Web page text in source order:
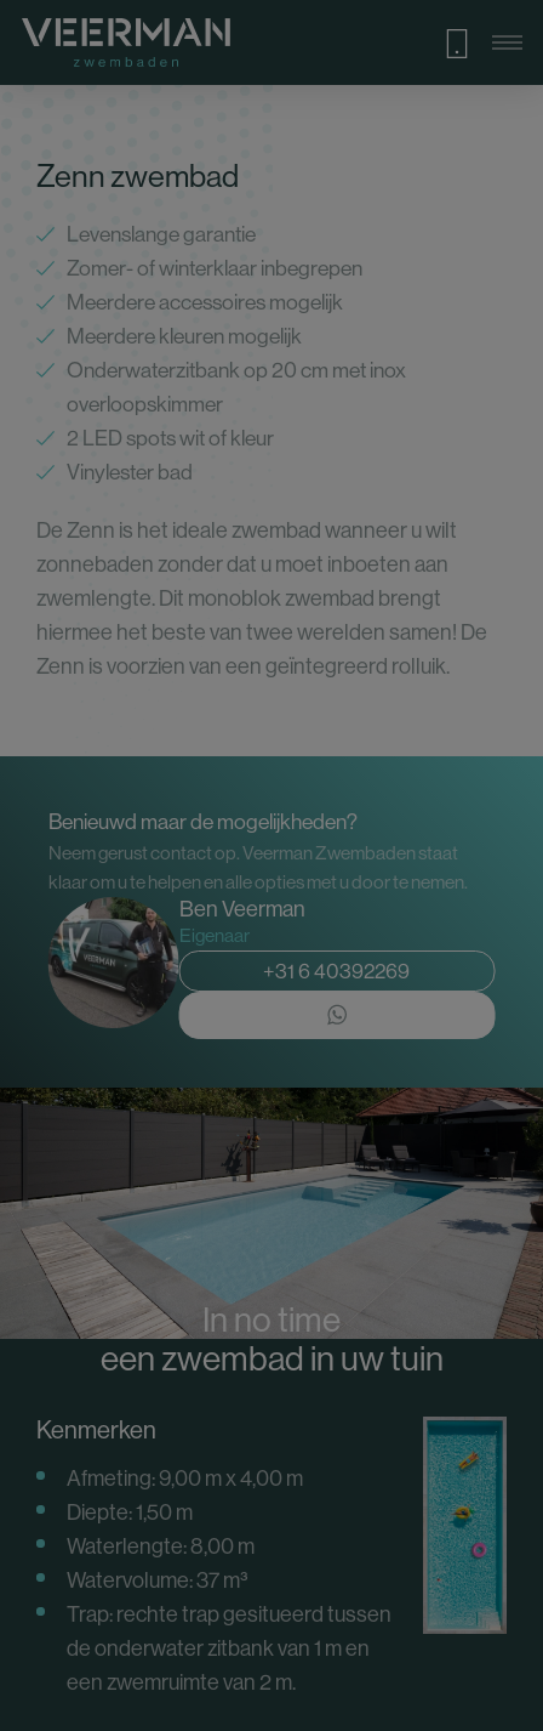
Zenn zwembad
Levenslange garantie
Zomer- of winterklaar inbegrepen
Meerdere accessoires mogelijk
Meerdere kleuren mogelijk
Onderwaterzitbank op 20 cm met inox
overloopskimmer
2 LED spots wit of kleur
Vinylester bad
De Zenn is het ideale zwembad wanneer u wilt
zonnebaden zonder dat u moet inboeten aan
zwemlengte. Dit monoblok zwembad brengt
hiermee het beste van twee werelden samen! De
Zenn is voorzien van een geïntegreerd rolluik.
Benieuwd maar de mogelijkheden?
Neem gerust contact op. Veerman Zwembaden staat
klaar om u te helpen en alle opties met u door te nemen.
Ben Veerman
Eigenaar
+31 6 40392269
In no time
een zwembad in uw tuin
Kenmerken
Afmeting: 9,00 m x 4,00 m
Diepte: 1,50 m
Waterlengte: 8,00 m
Watervolume: 37 m³
Trap: rechte trap gesitueerd tussen
de onderwater zitbank van 1 m en
een zwemruimte van 2 m.